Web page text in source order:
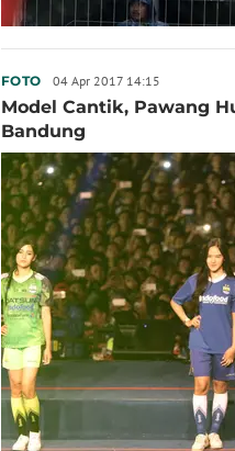
FOTO 04 Apr 2017 14:15
Model Cantik, Pawang
Bandung